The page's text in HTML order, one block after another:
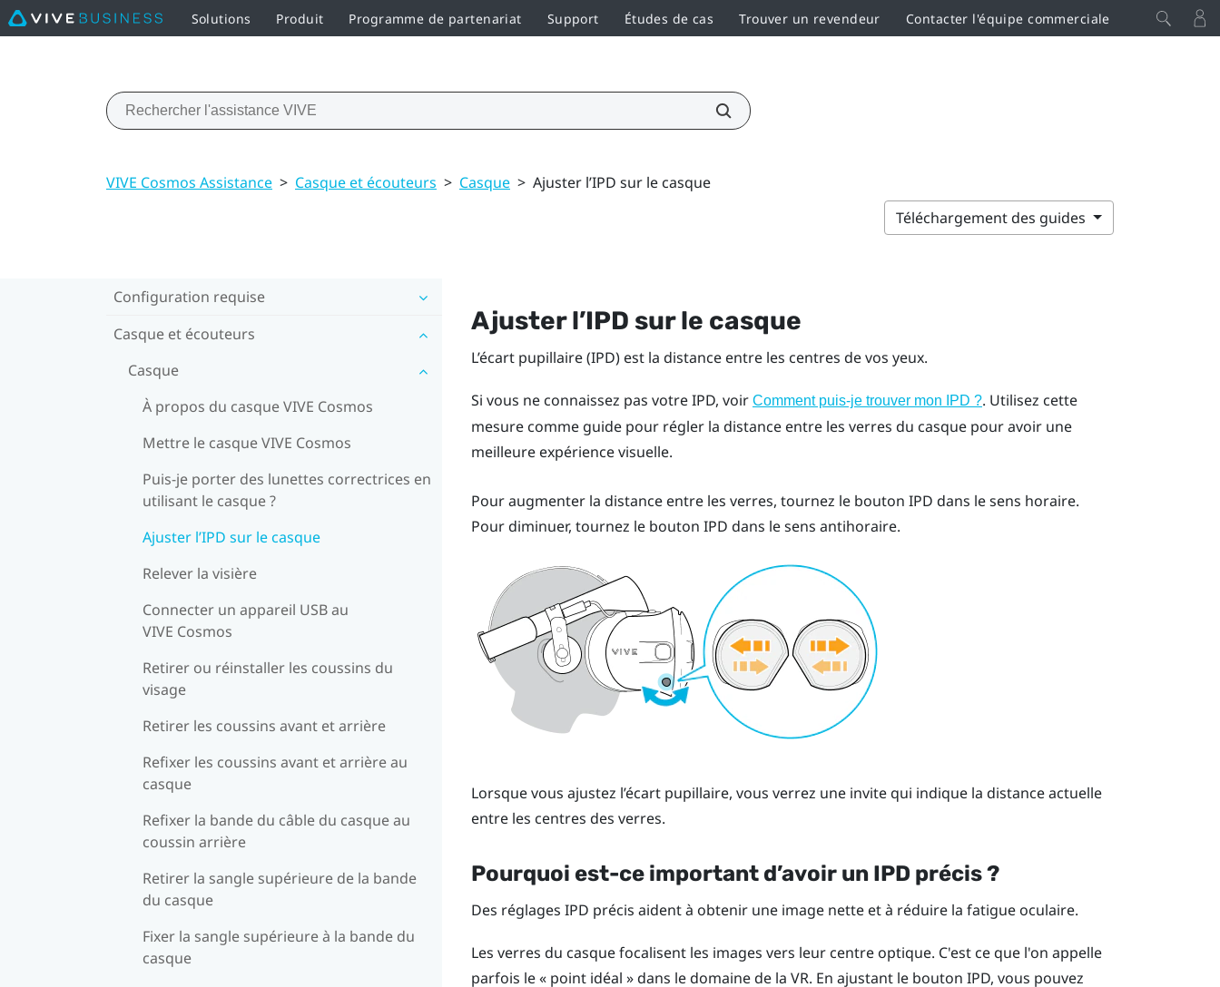
Solutions Produit Programme de partenariat Support Études de cas Trouver un revendeur Contacter l'équipe commerciale
VIVE Cosmos Assistance > Casque et écouteurs > Casque > Ajuster l’IPD sur le casque
Téléchargement des guides
Configuration requise
Casque et écouteurs
Casque
À propos du casque VIVE Cosmos
Mettre le casque VIVE Cosmos
Puis-je porter des lunettes correctrices en
utilisant le casque ?
Ajuster l’IPD sur le casque
Relever la visière
Connecter un appareil USB au
VIVE Cosmos
Retirer ou réinstaller les coussins du
visage
Retirer les coussins avant et arrière
Refixer les coussins avant et arrière au
casque
Refixer la bande du câble du casque au
coussin arrière
Retirer la sangle supérieure de la bande
du casque
Fixer la sangle supérieure à la bande du
casque
Ajuster l’IPD sur le casque
L’écart pupillaire (IPD) est la distance entre les centres de vos yeux.
Si vous ne connaissez pas votre IPD, voir Comment puis-je trouver mon IPD ?. Utilisez cette
mesure comme guide pour régler la distance entre les verres du casque pour avoir une
meilleure expérience visuelle.
Pour augmenter la distance entre les verres, tournez le bouton IPD dans le sens horaire.
Pour diminuer, tournez le bouton IPD dans le sens antihoraire.
Lorsque vous ajustez l’écart pupillaire, vous verrez une invite qui indique la distance actuelle
entre les centres des verres.
Pourquoi est-ce important d’avoir un IPD précis ?
Des réglages IPD précis aident à obtenir une image nette et à réduire la fatigue oculaire.
Les verres du casque focalisent les images vers leur centre optique. C'est ce que l'on appelle
parfois le « point idéal » dans le domaine de la VR. En ajustant le bouton IPD, vous pouvez